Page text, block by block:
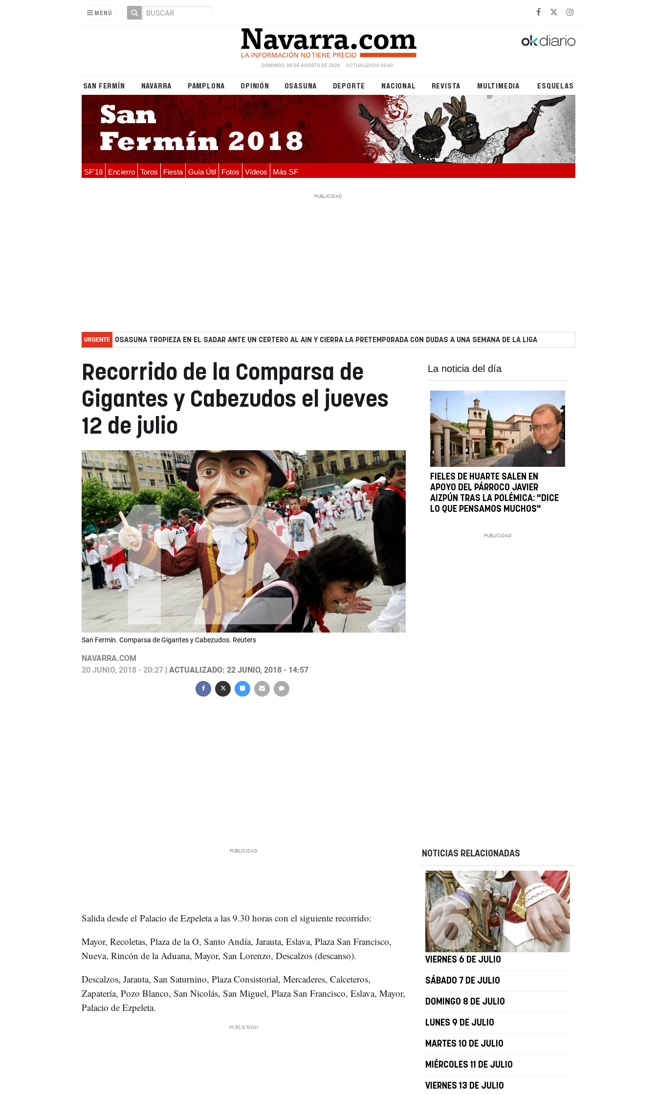
MENÚ
DOMINGO, 09 DE AGOSTO DE 2026 ACTUALIZADO 09:40
SAN FERMÍN NAVARRA PAMPLONA OPINIÓN OSASUNA DEPORTE NACIONAL REVISTA MULTIMEDIA ESQUELAS
SF'18 Encierro Toros Fiesta Guía Útil Fotos Vídeos Más SF
URGENTE OSASUNA TROPIEZA EN EL SADAR ANTE UN CERTERO AL AIN Y CIERRA LA PRETEMPORADA CON DUDAS A UNA SEMANA DE LA LIGA
Recorrido de la Comparsa de
Gigantes y Cabezudos el jueves
12 de julio
San Fermín. Comparsa de Gigantes y Cabezudos. Reuters
NAVARRA.COM
20 JUNIO, 2018 - 20:27| ACTUALIZADO: 22 JUNIO, 2018 - 14:57
La noticia del día
FIELES DE HUARTE SALEN EN
APOYO DEL PÁRROCO JAVIER
AIZPÚN TRAS LA POLÉMICA: "DICE
LO QUE PENSAMOS MUCHOS"
Salida desde el Palacio de Ezpeleta a las 9.30 horas con el siguiente recorrido:
Mayor, Recoletas, Plaza de la O, Santo Andía, Jarauta, Eslava, Plaza San Francisco,
Nueva, Rincón de la Aduana, Mayor, San Lorenzo, Descalzos (descanso).
Descalzos, Jarauta, San Saturnino, Plaza Consistorial, Mercaderes, Calceteros,
Zapatería, Pozo Blanco, San Nicolás, San Miguel, Plaza San Francisco, Eslava, Mayor,
Palacio de Ezpeleta.
NOTICIAS RELACIONADAS
VIERNES 6 DE JULIO
SÁBADO 7 DE JULIO
DOMINGO 8 DE JULIO
LUNES 9 DE JULIO
MARTES 10 DE JULIO
MIÉRCOLES 11 DE JULIO
VIERNES 13 DE JULIO